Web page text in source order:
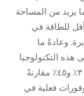
يزيد من المساحة
للطاقة في
وعادةً ما
هذه التكنولوجيا
انخفاضًا في فواتير الكهرباء بنسبة تتراوح بين ٣٠٪ و٤٥٪ مقارنةً
فعلية في